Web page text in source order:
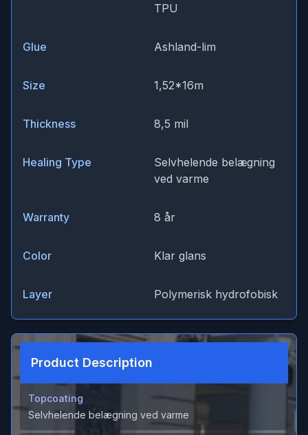
TPU
Glue Ashland-lim
Size 1,52*16m
Thickness 8,5 mil
Healing Type
Selvhelende belægning
ved varme
Warranty 8 år
Color Klar glans
Layer Polymerisk hydrofobisk
Product Description
Topcoating
Selvhelende belægning ved varme